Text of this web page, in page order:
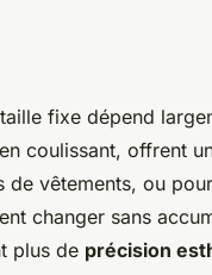
fixe dépend
coulissant, offrent
de vêtements, ou
changer sans
plus de précision